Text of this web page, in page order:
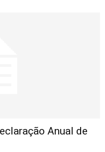
Anual de